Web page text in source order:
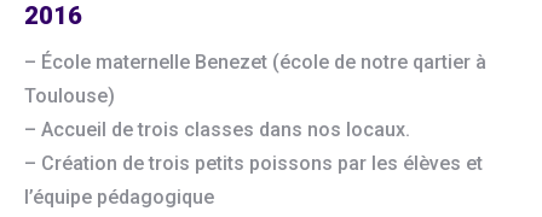
2016
– École maternelle Benezet (école de notre qartier à
Toulouse)
– Accueil de trois classes dans nos locaux.
– Création de trois petits poissons par les élèves et
l’équipe pédagogique